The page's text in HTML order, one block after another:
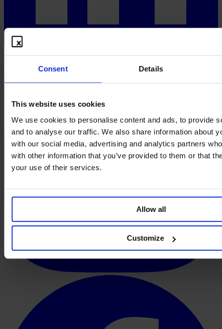
Consent Details
This website uses cookies
We use cookies to personalise content and ads, to provide
and to analyse our traffic. We also share information about
with our social media, advertising and analytics partners
with other information that you’ve provided to them or that
your use of their services.
Allow all
Customize